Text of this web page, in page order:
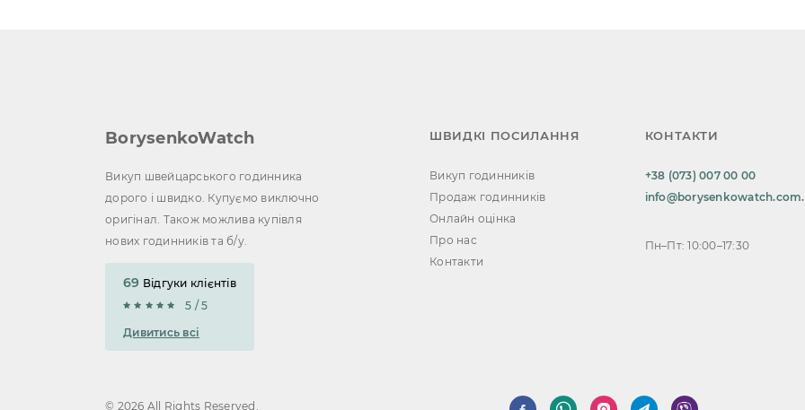
BorysenkoWatch
Викуп швейцарського годинника
дорого і швидко. Купуємо виключно
оригінал. Також можлива купівля
нових годинників та б/у.
69 Відгуки клієнтів
5 / 5
Дивитись всі
ШВИДКІ ПОСИЛАННЯ
Викуп годинників
Продаж годинників
Онлайн оцінка
Про нас
Контакти
КОНТАКТИ
+38 (073) 007 00 00
Пн–Пт: 10:00–17:30
© 2026 All Rights Reserved.